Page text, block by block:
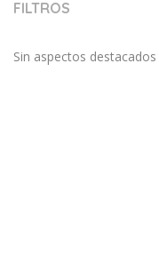
FILTROS
Sin aspectos